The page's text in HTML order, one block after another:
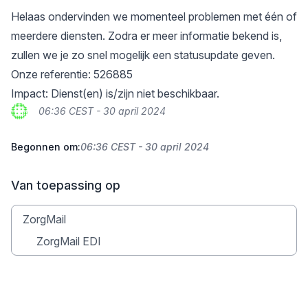
Helaas ondervinden we momenteel problemen met één of
meerdere diensten. Zodra er meer informatie bekend is,
zullen we je zo snel mogelijk een statusupdate geven.
Onze referentie: 526885
Impact: Dienst(en) is/zijn niet beschikbaar.
06:36 CEST - 30 april 2024
Begonnen om:06:36 CEST - 30 april 2024
Van toepassing op
ZorgMail
ZorgMail EDI